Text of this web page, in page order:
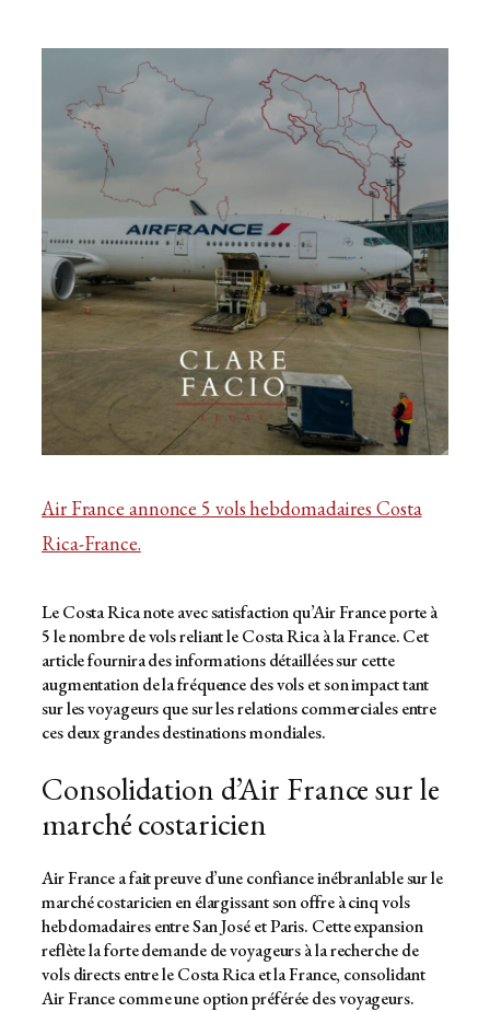
Air France annonce 5 vols hebdomadaires Costa
Rica-France.
Le Costa Rica note avec satisfaction qu’Air France porte à
5 le nombre de vols reliant le Costa Rica à la France. Cet
article fournira des informations détaillées sur cette
augmentation de la fréquence des vols et son impact tant
sur les voyageurs que sur les relations commerciales entre
ces deux grandes destinations mondiales.
Consolidation d’Air France sur le
marché costaricien
Air France a fait preuve d’une confiance inébranlable sur le
marché costaricien en élargissant son offre à cinq vols
hebdomadaires entre San José et Paris. Cette expansion
reflète la forte demande de voyageurs à la recherche de
vols directs entre le Costa Rica et la France, consolidant
Air France comme une option préférée des voyageurs.